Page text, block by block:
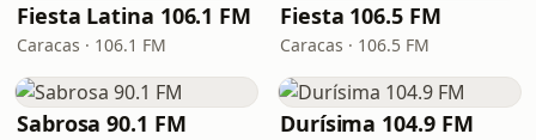
Fiesta Latina 106.1 FM
Caracas · 106.1 FM
Fiesta 106.5 FM
Caracas · 106.5 FM
Sabrosa 90.1 FM Durísima 104.9 FM